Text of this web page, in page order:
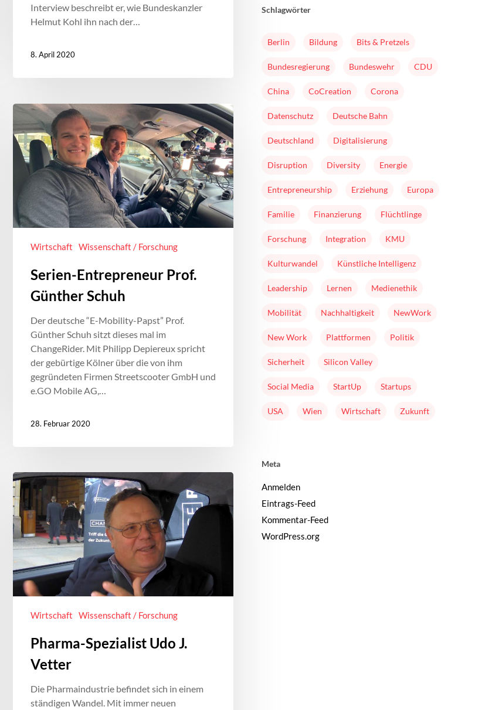
Interview beschreibt er, wie Bundeskanzler
Helmut Kohl ihn nach der…
8. April 2020
Wirtschaft Wissenschaft / Forschung
Serien-Entrepreneur Prof.
Günther Schuh
Der deutsche “E-Mobility-Papst” Prof.
Günther Schuh sitzt dieses mal im
ChangeRider. Mit Philipp Depiereux spricht
der gebürtige Kölner über die von ihm
gegründeten Firmen Streetscooter GmbH und
e.GO Mobile AG,…
28. Februar 2020
Wirtschaft Wissenschaft / Forschung
Pharma-Spezialist Udo J.
Vetter
Die Pharmaindustrie befindet sich in einem
ständigen Wandel. Mit immer neuen
Schlagwörter
Berlin Bildung Bits & Pretzels
Bundesregierung Bundeswehr CDU
China CoCreation Corona
Datenschutz Deutsche Bahn
Deutschland Digitalisierung
Disruption Diversity Energie
Entrepreneurship Erziehung Europa
Familie Finanzierung Flüchtlinge
Forschung Integration KMU
Kulturwandel Künstliche Intelligenz
Leadership Lernen Medienethik
Mobilität Nachhaltigkeit NewWork
New Work Plattformen Politik
Sicherheit Silicon Valley
Social Media StartUp Startups
USA Wien Wirtschaft Zukunft
Meta
Anmelden
Eintrags-Feed
Kommentar-Feed
WordPress.org